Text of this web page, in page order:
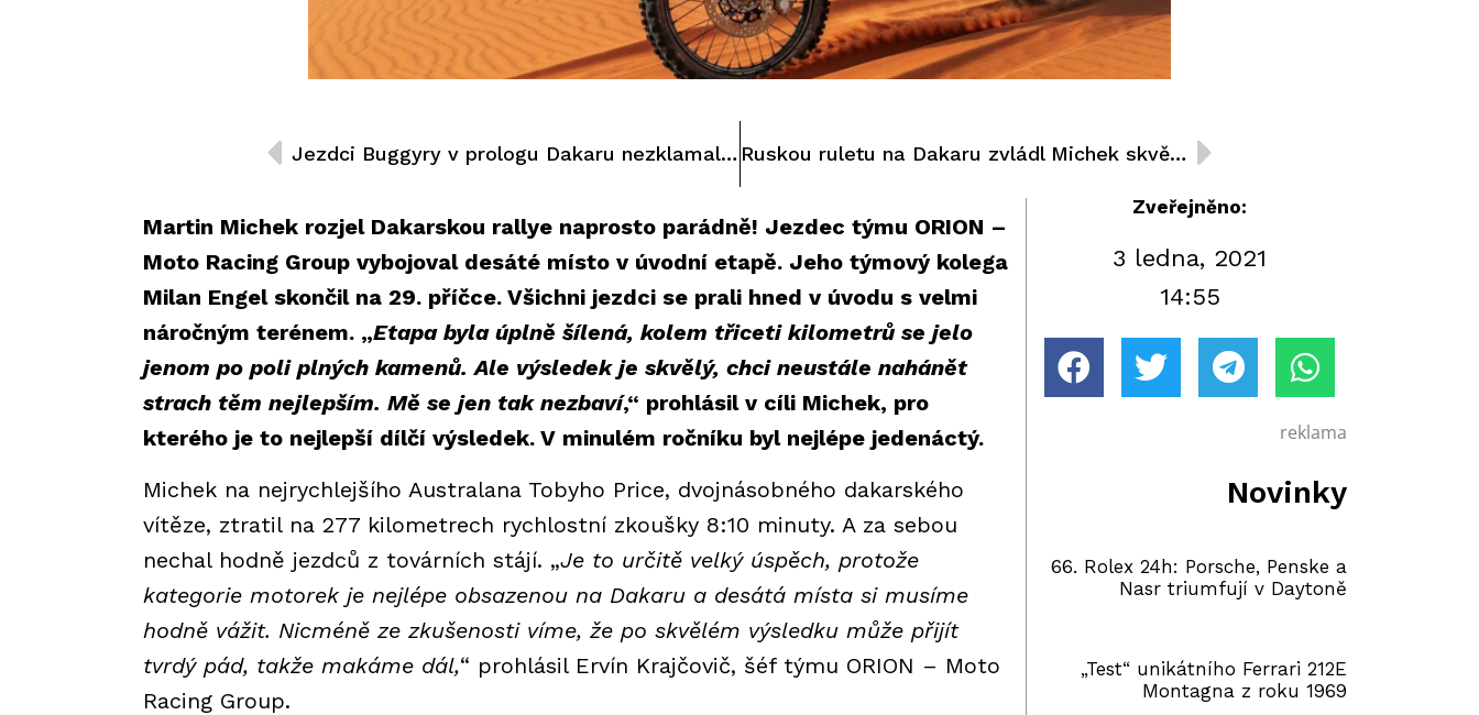
Jezdci Buggyry v prologu Dakaru nezklamali, naopak! Ruskou ruletu na Dakaru zvládl Michek skvěle. Kluci ze špičky už si na mě dávají pozor, říká
Martin Michek rozjel Dakarskou rallye naprosto parádně! Jezdec týmu ORION –
Moto Racing Group vybojoval desáté místo v úvodní etapě. Jeho týmový kolega
Milan Engel skončil na 29. příčce. Všichni jezdci se prali hned v úvodu s velmi
náročným terénem. „Etapa byla úplně šílená, kolem třiceti kilometrů se jelo
jenom po poli plných kamenů. Ale výsledek je skvělý, chci neustále nahánět
strach těm nejlepším. Mě se jen tak nezbaví,“ prohlásil v cíli Michek, pro
kterého je to nejlepší dílčí výsledek. V minulém ročníku byl nejlépe jedenáctý.
Michek na nejrychlejšího Australana Tobyho Price, dvojnásobného dakarského
vítěze, ztratil na 277 kilometrech rychlostní zkoušky 8:10 minuty. A za sebou
nechal hodně jezdců z továrních stájí. „Je to určitě velký úspěch, protože
kategorie motorek je nejlépe obsazenou na Dakaru a desátá místa si musíme
hodně vážit. Nicméně ze zkušenosti víme, že po skvělém výsledku může přijít
tvrdý pád, takže makáme dál,“ prohlásil Ervín Krajčovič, šéf týmu ORION – Moto
Racing Group.
Zveřejněno:
3 ledna, 2021
14:55
reklama
Novinky
66. Rolex 24h: Porsche, Penske a
Nasr triumfují v Daytoně
„Test“ unikátního Ferrari 212E
Montagna z roku 1969